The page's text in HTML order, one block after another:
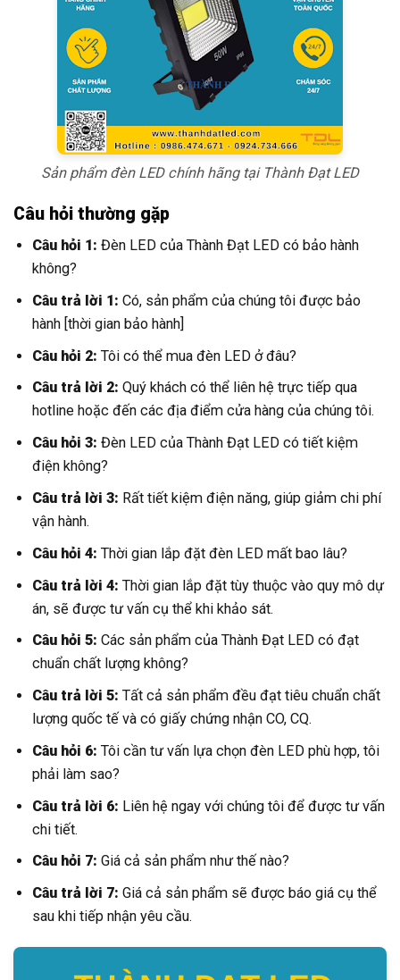
Sản phẩm đèn LED chính hãng tại Thành Đạt LED
Câu hỏi thường gặp
Câu hỏi 1: Đèn LED của Thành Đạt LED có bảo hành
không?
Câu trả lời 1: Có, sản phẩm của chúng tôi được bảo
hành [thời gian bảo hành]
Câu hỏi 2: Tôi có thể mua đèn LED ở đâu?
Câu trả lời 2: Quý khách có thể liên hệ trực tiếp qua
hotline hoặc đến các địa điểm cửa hàng của chúng tôi.
Câu hỏi 3: Đèn LED của Thành Đạt LED có tiết kiệm
điện không?
Câu trả lời 3: Rất tiết kiệm điện năng, giúp giảm chi phí
vận hành.
Câu hỏi 4: Thời gian lắp đặt đèn LED mất bao lâu?
Câu trả lời 4: Thời gian lắp đặt tùy thuộc vào quy mô dự
án, sẽ được tư vấn cụ thể khi khảo sát.
Câu hỏi 5: Các sản phẩm của Thành Đạt LED có đạt
chuẩn chất lượng không?
Câu trả lời 5: Tất cả sản phẩm đều đạt tiêu chuẩn chất
lượng quốc tế và có giấy chứng nhận CO, CQ.
Câu hỏi 6: Tôi cần tư vấn lựa chọn đèn LED phù hợp, tôi
phải làm sao?
Câu trả lời 6: Liên hệ ngay với chúng tôi để được tư vấn
chi tiết.
Câu hỏi 7: Giá cả sản phẩm như thế nào?
Câu trả lời 7: Giá cả sản phẩm sẽ được báo giá cụ thể
sau khi tiếp nhận yêu cầu.